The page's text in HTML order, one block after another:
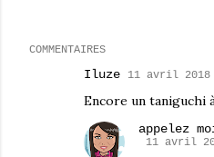
COMMENTAIRES
Iluze 11 avril 2018
Encore un taniguchi
appelez
11 avril